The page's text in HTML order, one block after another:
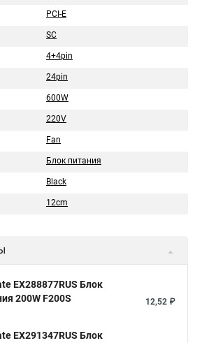
PCI-E
SC
4+4pin
24pin
600W
220V
Fan
Блок питания
Black
12cm
EX288877RUS Блок
200W F200S
12,52 ₽
EX291347RUS Блок